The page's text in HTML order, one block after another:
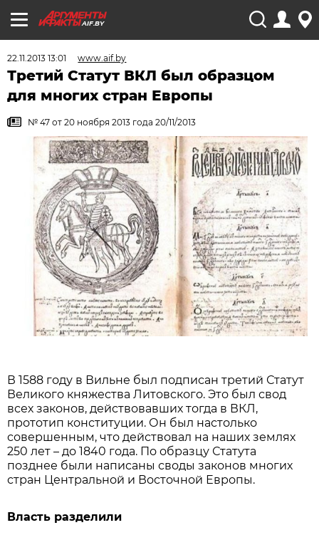
AIF.BY
22.11.2013 13:01 www.aif.by
Третий Статут ВКЛ был образцом
для многих стран Европы
№ 47 от 20 ноября 2013 года 20/11/2013
В 1588 году в Вильне был подписан третий Статут
Великого княжества Литовского. Это был свод
всех законов, действовавших тогда в ВКЛ,
прототип конституции. Он был настолько
совершенным, что действовал на наших землях
250 лет – до 1840 года. По образцу Статута
позднее были написаны своды законов многих
стран Центральной и Восточной Европы.
Власть разделили